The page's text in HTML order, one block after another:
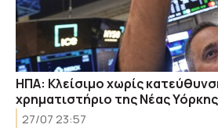
ΗΠΑ: Κλείσιμο χωρίς
χρηματιστήριο της Νέας Υόρκης
27/07 23:57